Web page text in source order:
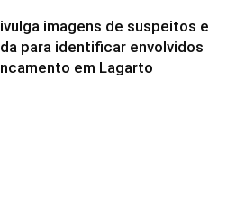
imagens de suspeitos e
para identificar envolvidos
em Lagarto